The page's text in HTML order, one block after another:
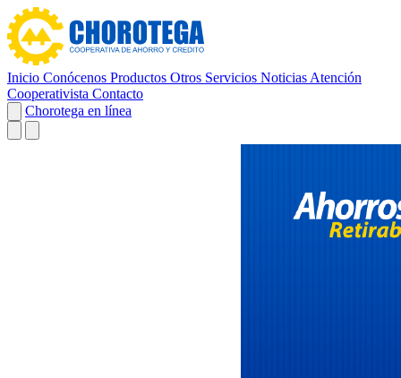
Inicio Conócenos Productos Otros Servicios Noticias Atención
Cooperativista Contacto
Chorotega en línea